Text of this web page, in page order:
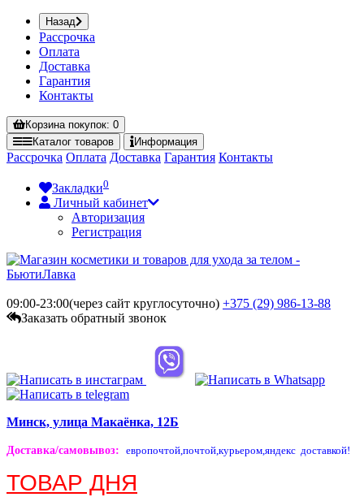
Назад
Рассрочка
Оплата
Доставка
Гарантия
Контакты
Корзинапокупок: 0
Каталог товаров Информация
Рассрочка Оплата Доставка Гарантия Контакты
Закладки0
Личный кабинет
Авторизация
Регистрация
09:00-23:00(через сайт круглосуточно) +375 (29) 986-13-88
Заказать обратный звонок
Минск, улица Макаёнка, 12Б
Доставка/самовывоз: европочтой,почтой,курьером,яндекс доставкой!
ТОВАР ДНЯ